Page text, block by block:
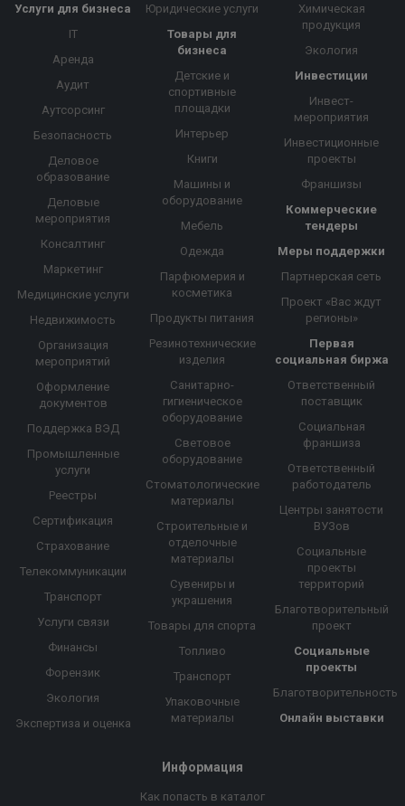
Услуги для бизнеса
IT
Аренда
Аудит
Аутсорсинг
Безопасность
Деловое
образование
Деловые
мероприятия
Консалтинг
Маркетинг
Медицинские услуги
Недвижимость
Организация
мероприятий
Оформление
документов
Поддержка ВЭД
Промышленные
услуги
Реестры
Сертификация
Страхование
Телекоммуникации
Транспорт
Услуги связи
Финансы
Форензик
Экология
Экспертиза и оценка
Юридические услуги
Товары для
бизнеса
Детские и
спортивные
площадки
Интерьер
Книги
Машины и
оборудование
Мебель
Одежда
Парфюмерия и
косметика
Продукты питания
Резинотехнические
изделия
Санитарно-
гигиеническое
оборудование
Световое
оборудование
Стоматологические
материалы
Строительные и
отделочные
материалы
Сувениры и
украшения
Товары для спорта
Топливо
Транспорт
Упаковочные
материалы
Химическая
продукция
Экология
Инвестиции
Инвест-
мероприятия
Инвестиционные
проекты
Франшизы
Коммерческие
тендеры
Меры поддержки
Партнерская сеть
Проект «Вас ждут
регионы»
Первая
социальная биржа
Ответственный
поставщик
Социальная
франшиза
Ответственный
работодатель
Центры занятости
ВУЗов
Социальные
проекты
территорий
Благотворительный
проект
Социальные
проекты
Благотворительность
Онлайн выставки
Информация
Как попасть в каталог